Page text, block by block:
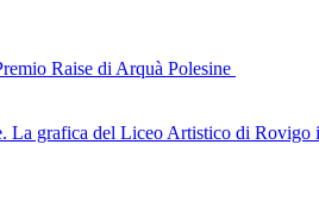
Raise di Arquà Polesine
La grafica del Liceo Artistico di Rovigo